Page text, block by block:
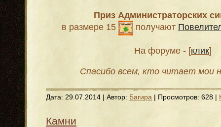
Приз Администраторских
в размере 15
получают
На форуме - [клик]
Спасибо всем, кто читает мои
Дата: 29.07.2014 | Автор: Багира | Просмотров: 628 |
Камни